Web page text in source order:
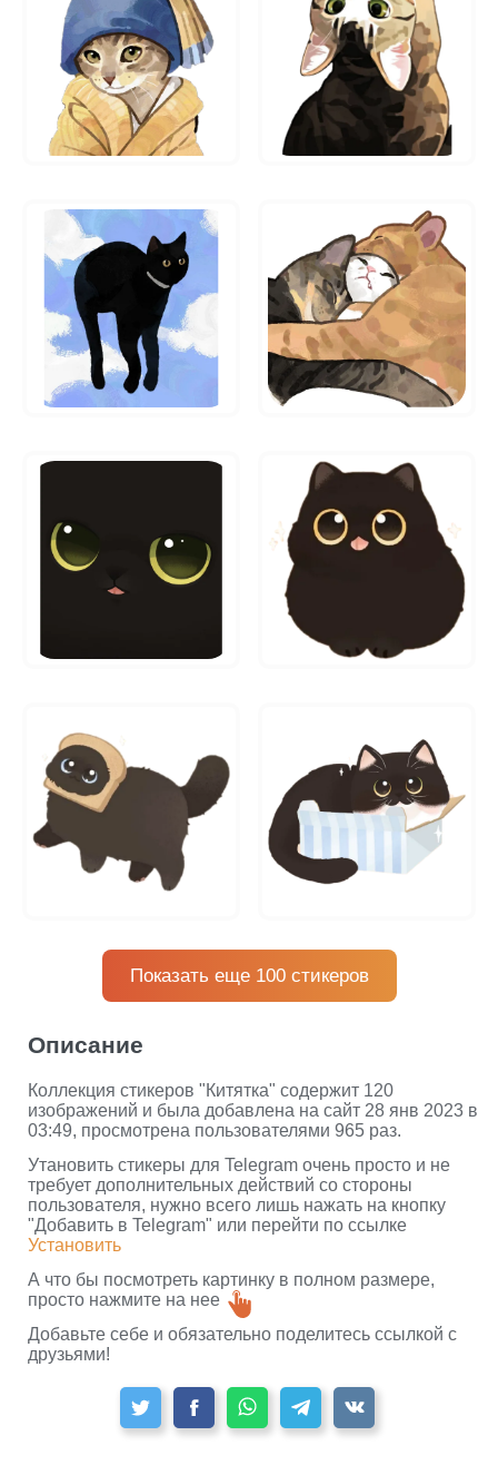
Показать еще 100 стикеров
Описание
Коллекция стикеров "Китятка" содержит 120
изображений и была добавлена на сайт 28 янв 2023 в
03:49, просмотрена пользователями 965 раз.
Утановить стикеры для Telegram очень просто и не
требует дополнительных действий со стороны
пользователя, нужно всего лишь нажать на кнопку
"Добавить в Telegram" или перейти по ссылке
Установить
А что бы посмотреть картинку в полном размере,
просто нажмите на нее
Добавьте себе и обязательно поделитесь ссылкой с
друзьями!